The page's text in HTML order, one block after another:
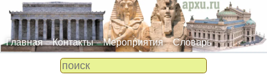
Главная Контакты Мероприятия Словарь